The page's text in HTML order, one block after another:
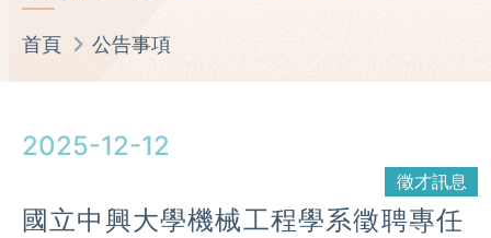
首頁 公告事項
2025-12-12
徵才訊息
國立中興大學機械工程學系徵聘專任